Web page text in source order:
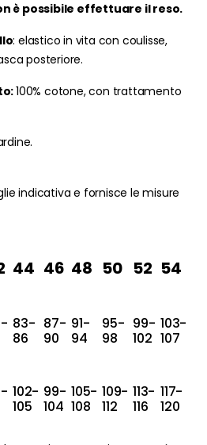
è possibile effettuare il reso.
: elastico in vita con coulisse,
posteriore.
100% cotone, con trattamento
indicativa e fornisce le misure
44 46 48 50 52 54
83-
86
87-
90
91-
94
95-
98
99-
102
103-
107
102-
105
99-
104
105-
108
109-
112
113-
116
117-
120